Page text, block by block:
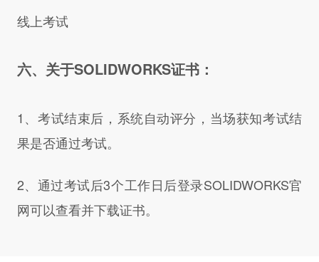
线上考试
六、关于SOLIDWORKS证书：
1、考试结束后，系统自动评分，当场获知考试结
果是否通过考试。
2、通过考试后3个工作日后登录SOLIDWORKS官
网可以查看并下载证书。